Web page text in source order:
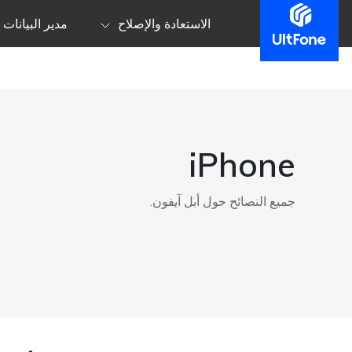
الاستعادة والإصلاح مدير البيانات
iPhone
جميع النصائح حول أبل آيفون.